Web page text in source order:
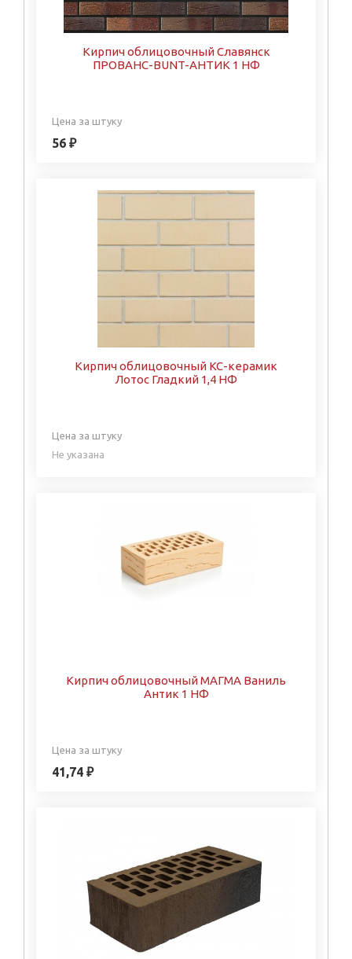
Кирпич облицовочный Славянск
ПРОВАНС-BUNT-АНТИК 1 НФ
Цена за штуку
56 ₽
Кирпич облицовочный КС-керамик
Лотос Гладкий 1,4 НФ
Цена за штуку
Не указана
Кирпич облицовочный МАГМА Ваниль
Антик 1 НФ
Цена за штуку
41,74 ₽